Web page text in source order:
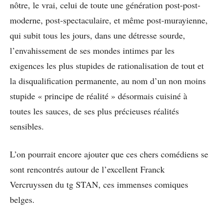
nôtre, le vrai, celui de toute une génération post-post-
moderne, post-spectaculaire, et même post-murayienne,
qui subit tous les jours, dans une détresse sourde,
l’envahissement de ses mondes intimes par les
exigences les plus stupides de rationalisation de tout et
la disqualification permanente, au nom d’un non moins
stupide « principe de réalité » désormais cuisiné à
toutes les sauces, de ses plus précieuses réalités
sensibles.
L’on pourrait encore ajouter que ces chers comédiens se
sont rencontrés autour de l’excellent Franck
Vercruyssen du tg STAN, ces immenses comiques
belges.